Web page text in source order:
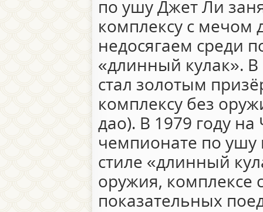
по ушу Джет Ли
комплексу с мечом
недосягаем среди
«длинный кулак».
стал золотым
комплексу без
дао). В 1979 году
чемпионате по ушу
стиле «длинный
оружия, комплексе
показательных